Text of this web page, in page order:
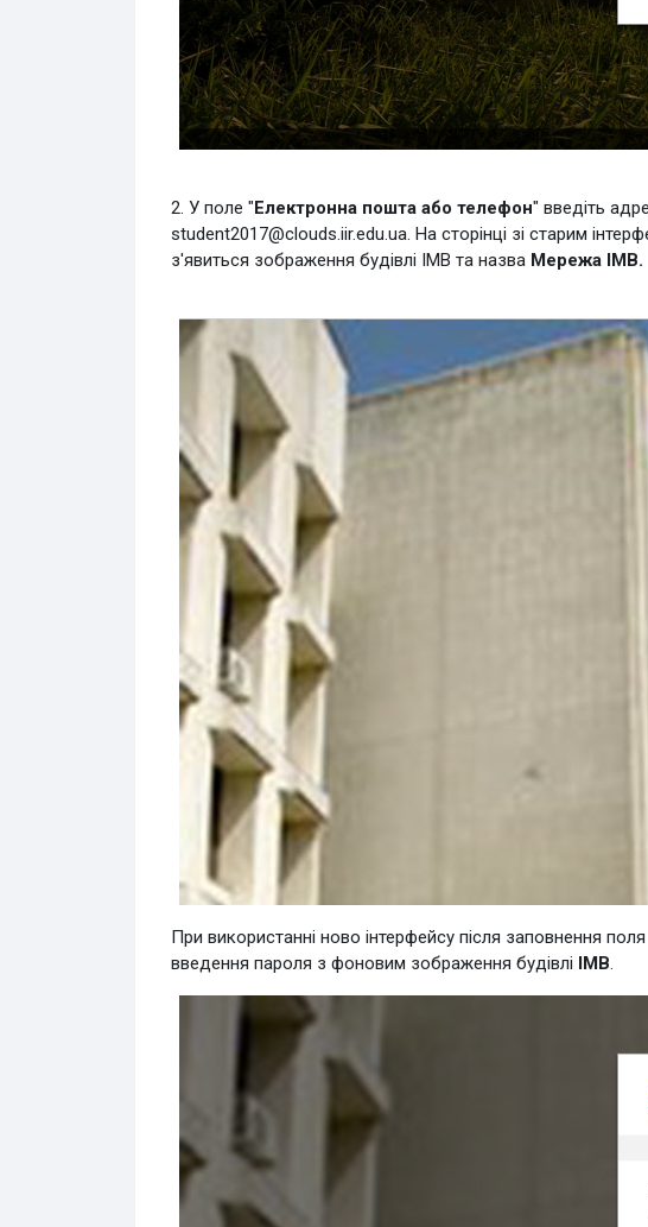
2. У поле "Електронна пошта або телефон" введіть
student2017@clouds.iir.edu.ua. На сторінці зі старим
з'явиться зображення будівлі ІМВ та назва Мережа ІМВ.
При використанні ново інтерфейсу після заповнення
введення пароля з фоновим зображення будівлі ІМВ.